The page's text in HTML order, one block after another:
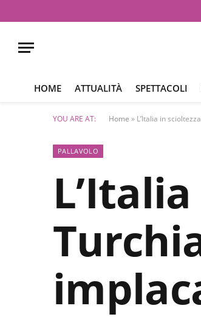
HOME ATTUALITÀ SPETTACOLI
YOU ARE AT: Home » L’Italia in
PALLAVOLO